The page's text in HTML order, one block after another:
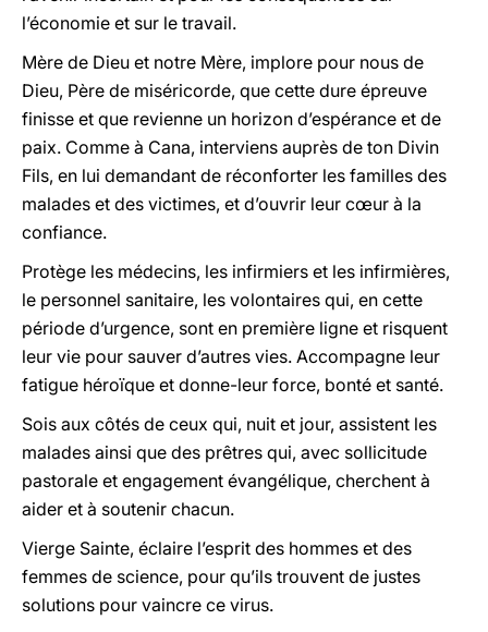
l’économie et sur le travail.
Mère de Dieu et notre Mère, implore pour nous de
Dieu, Père de miséricorde, que cette dure épreuve
finisse et que revienne un horizon d’espérance et de
paix. Comme à Cana, interviens auprès de ton Divin
Fils, en lui demandant de réconforter les familles des
malades et des victimes, et d’ouvrir leur cœur à la
confiance.
Protège les médecins, les infirmiers et les infirmières,
le personnel sanitaire, les volontaires qui, en cette
période d’urgence, sont en première ligne et risquent
leur vie pour sauver d’autres vies. Accompagne leur
fatigue héroïque et donne-leur force, bonté et santé.
Sois aux côtés de ceux qui, nuit et jour, assistent les
malades ainsi que des prêtres qui, avec sollicitude
pastorale et engagement évangélique, cherchent à
aider et à soutenir chacun.
Vierge Sainte, éclaire l’esprit des hommes et des
femmes de science, pour qu’ils trouvent de justes
solutions pour vaincre ce virus.